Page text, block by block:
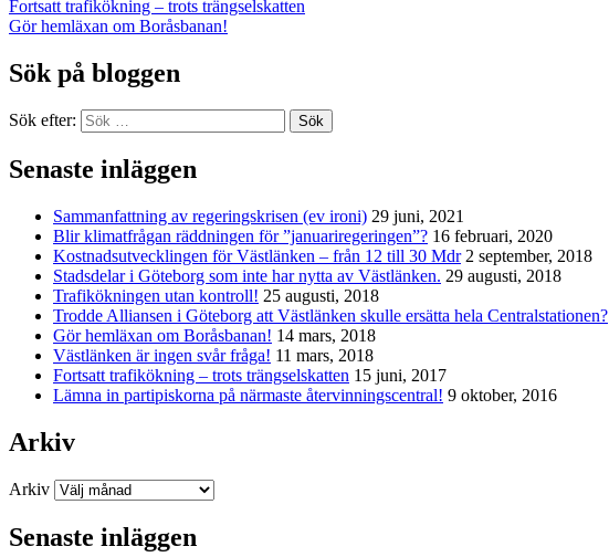
Fortsatt trafikökning – trots trängselskatten
Gör hemläxan om Boråsbanan!
Sök på bloggen
Sök efter: Sök
Senaste inläggen
Sammanfattning av regeringskrisen (ev ironi) 29 juni, 2021
Blir klimatfrågan räddningen för ”januariregeringen”? 16 februari, 2020
Kostnadsutvecklingen för Västlänken – från 12 till 30 Mdr 2 september, 2018
Stadsdelar i Göteborg som inte har nytta av Västlänken. 29 augusti, 2018
Trafikökningen utan kontroll! 25 augusti, 2018
Trodde Alliansen i Göteborg att Västlänken skulle ersätta hela Centralstationen?
Gör hemläxan om Boråsbanan! 14 mars, 2018
Västlänken är ingen svår fråga! 11 mars, 2018
Fortsatt trafikökning – trots trängselskatten 15 juni, 2017
Lämna in partipiskorna på närmaste återvinningscentral! 9 oktober, 2016
Arkiv
Arkiv
Senaste inläggen